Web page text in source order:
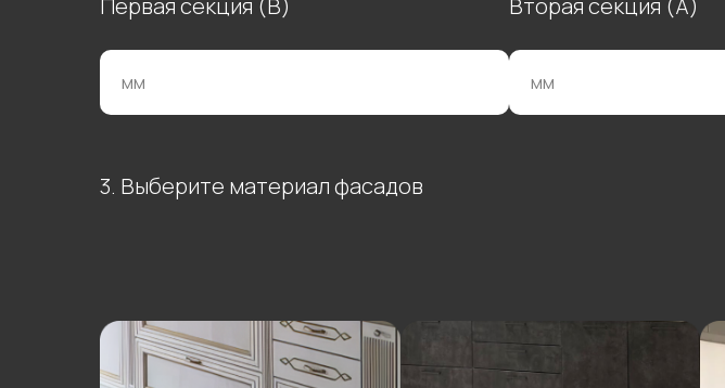
Первая секция (В) Вторая секция (А)
3. Выберите материал фасадов